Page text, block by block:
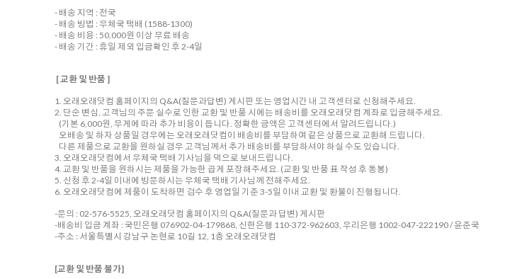
- 배송 지역 : 전국
- 배송 방법 : 우체국 택배 (1588-1300)
- 배송 비용 : 50,000원 이상 무료 배송
- 배송 기간 : 휴일 제외 입금확인 후 2-4일
[ 교환 및 반품 ]
1. 오래오래닷컴 홈페이지의 Q&A(질문과답변) 게시판 또는 영업시간 내 고객센터로 신청해주세요.
2. 단순 변심, 고객님의 주문 실수로 인한 교환 및 반품 시에는 배송비를 오래오래닷컴 계좌로 입금해주세요.
(기본 6,000원, 무게에 따라 추가 비용이 듭니다. 정확한 금액은 고객센터에서 알려드립니다.)
오배송 및 하자 상품일 경우에는 오래오래닷컴이 배송비를 부담하여 같은 상품으로 교환해 드립니다.
다른 제품으로 교환을 원하실 경우 고객님께서 추가 배송비를 부담하셔야 하실 수도 있습니다.
3. 오래오래닷컴에서 우체국 택배 기사님을 댁으로 보내드립니다.
4. 교환 및 반품을 원하시는 제품을 가능한 곱게 포장해주세요. (교환 및 반품 표 작성 후 동봉)
5. 신청 후 2-4일 이내에 방문하시는 우체국 택배 기사님께 전해주세요.
6. 오래오래닷컴에 제품이 도착하면 검수 후 영업일 기준 3-5일 이내 교환 및 환불이 진행됩니다.
-문의 : 02-576-5525, 오래오래닷컴 홈페이지의 Q&A(질문과 답변) 게시판
-배송비 입금 계좌 : 국민은행 076902-04-179868, 신한은행 110-372-962603, 우리은행 1002-047-222190 / 윤준국
-주소 : 서울특별시 강남구 논현로 10길 12, 1층 오래오래닷컴
[교환 및 반품 불가]